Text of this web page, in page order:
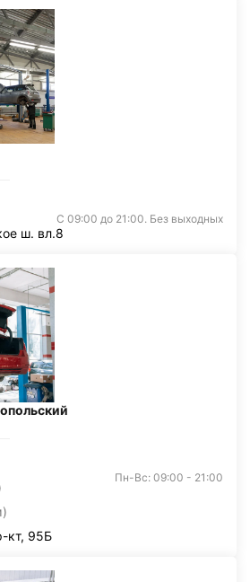
С 09:00 до 21:00. Без выходных
ш. вл.8
Пн-Вс: 09:00 - 21:00
кт, 95Б